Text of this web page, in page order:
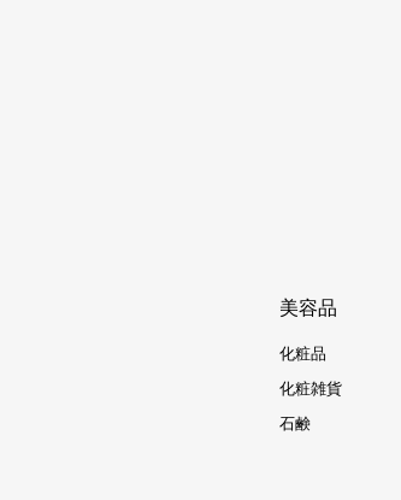
美容品
化粧品
化粧雑貨
石鹸